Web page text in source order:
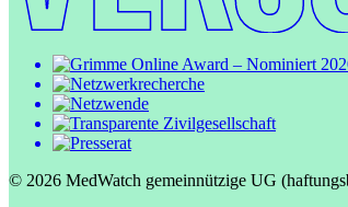
© 2026 MedWatch gemeinnützige UG